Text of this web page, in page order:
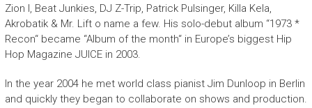
Zion I, Beat Junkies, DJ Z-Trip, Patrick Pulsinger, Killa Kela,
Akrobatik & Mr. Lift o name a few. His solo-debut album “1973 *
Recon“ became “Album of the month“ in Europe’s biggest Hip
Hop Magazine JUICE in 2003.
In the year 2004 he met world class pianist Jim Dunloop in Berlin
and quickly they began to collaborate on shows and production.